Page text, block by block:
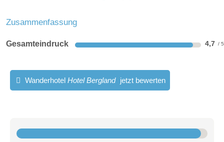
Zusammenfassung
Gesamteindruck 4,7
Wanderhotel Hotel Bergland jetzt bewerten